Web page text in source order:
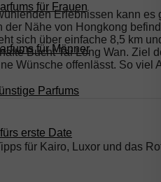
für Frauen
für Männer
Parfums
erste Date
Erlebnissen kann
der Nähe von Hongkong
sich über einfache 8,5 km
Bucht Tai Long Wan. Ziel
Wünsche offenlässt. So viel